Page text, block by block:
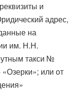
и
адрес,
на
им. Н.Н.
такси №
или от